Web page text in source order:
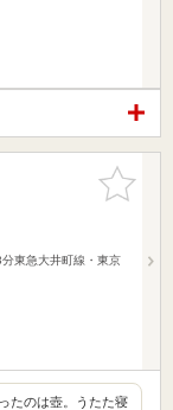
お気に入
りに追加
東急大井町線・東京
たのは壺。うたた寝